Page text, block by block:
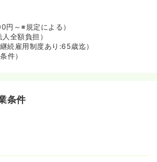
円～※規定による）
全額負担）
続雇用制度あり:65歳迄）
件）
条件